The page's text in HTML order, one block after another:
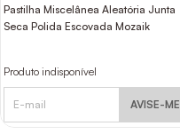
Pastilha Miscelânea Aleatória Junta
Seca Polida Escovada Mozaik
Produto indisponível
AVISE-ME